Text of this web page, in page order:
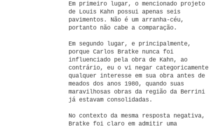
Em primeiro lugar, o mencionado projeto
de Louis Kahn possui apenas seis
pavimentos. Não é um arranha-céu,
portanto não cabe a comparação.
Em segundo lugar, e principalmente,
porque Carlos Bratke nunca foi
influenciado pela obra de Kahn, ao
contrário, eu o vi negar categoricamente
qualquer interesse em sua obra antes de
meados dos anos 1980, quando suas
maravilhosas obras da região da Berrini
já estavam consolidadas.
No contexto da mesma resposta negativa,
Bratke foi claro em admitir uma